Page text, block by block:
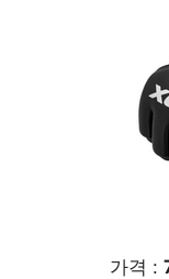
가격 :